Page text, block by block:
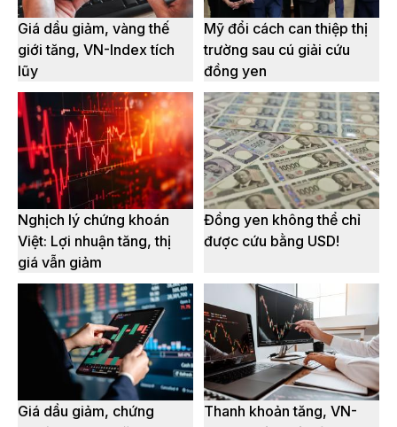
Giá dầu giảm, vàng thế
giới tăng, VN-Index tích
lũy
Mỹ đổi cách can thiệp thị
trường sau cú giải cứu
đồng yen
Nghịch lý chứng khoán
Việt: Lợi nhuận tăng, thị
giá vẫn giảm
Đồng yen không thể chỉ
được cứu bằng USD!
Giá dầu giảm, chứng
Thanh khoản tăng, VN-